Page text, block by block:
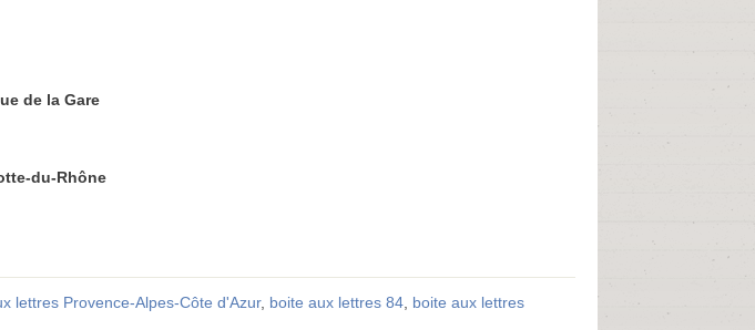
de la Gare
du-Rhône
lettres Provence-Alpes-Côte d'Azur, boite aux lettres 84, boite aux lettres